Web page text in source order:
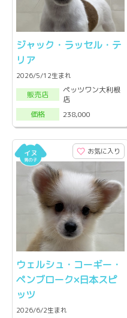
ジャック・ラッセル・テ
リア
2026/5/12生まれ
販売店
ペッツワン大利根
店
価格
238,000
お気に入り
ウェルシュ・コーギー・
ペンブローク×日本スピ
ッツ
2026/6/2生まれ